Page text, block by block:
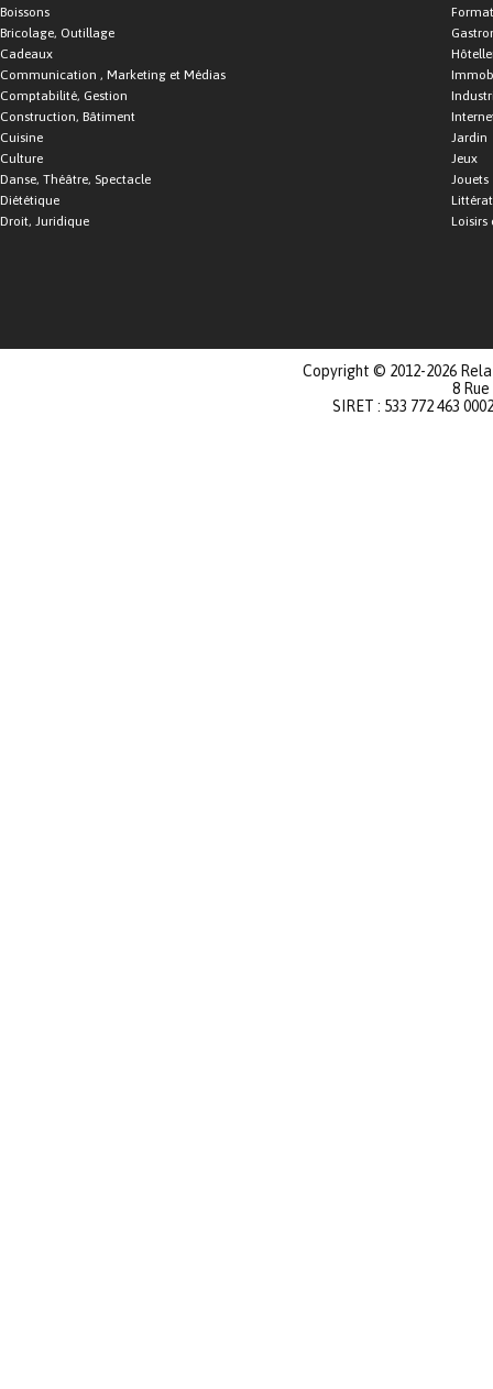
Boissons
Bricolage, Outillage
Cadeaux
Communication , Marketing et Médias
Comptabilité, Gestion
Construction, Bâtiment
Cuisine
Culture
Danse, Théâtre, Spectacle
Diététique
Droit, Juridique
Jardin
Jeux
Jouets
Loisirs
Copyright © 2012-2026
8
SIRET : 533 772 463